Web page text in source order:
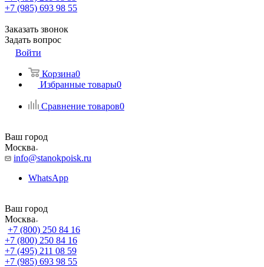
+7 (985) 693 98 55
Заказать звонок
Задать вопрос
Войти
Корзина0
Избранные товары0
Сравнение товаров0
Ваш город
Москва
info@stanokpoisk.ru
WhatsApp
Ваш город
Москва
+7 (800) 250 84 16
+7 (800) 250 84 16
+7 (495) 211 08 59
+7 (985) 693 98 55